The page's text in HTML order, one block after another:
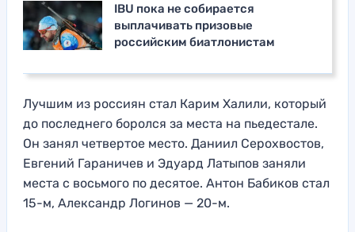
IBU пока не собирается
выплачивать призовые
российским биатлонистам
Лучшим из россиян стал Карим Халили, который
до последнего боролся за места на пьедестале.
Он занял четвертое место. Даниил Серохвостов,
Евгений Гараничев и Эдуард Латыпов заняли
места с восьмого по десятое. Антон Бабиков стал
15-м, Александр Логинов — 20-м.